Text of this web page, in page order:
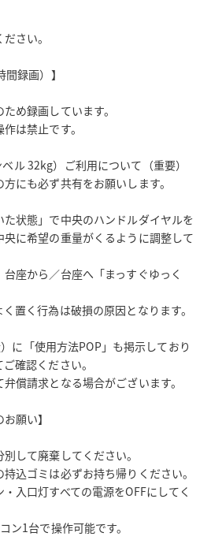
用される場合があります。
点検を実施
タッフが担当し、細部まで行き届い
録画管理を実施
優先に運営しています
います。
」と感じていただけるジムであり続
てまいります。
平日10:00〜18:00）
さい。
録画）】
め録画しています。
は禁止です。
ル 32kg）ご利用について（重要）
にも必ず共有をお願いします。
た状態」で中央のハンドルダイヤルを
に希望の重量がくるように調整して
座から／台座へ「まっすぐゆっく
置く行為は破損の原因となります。
に「使用方法POP」も掲示しており
確認ください。
償請求となる場合がございます。
願い】
して廃棄してください。
込ゴミは必ずお持ち帰りください。
入口灯すべての電源をOFFにしてく
1台で操作可能です。